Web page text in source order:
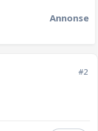
Annonse
#2